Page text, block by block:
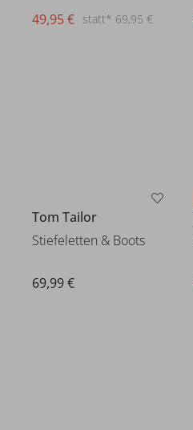
statt* 69,95 €
49,95 €
Tom Tailor
Stiefeletten & Boots
69,99 €